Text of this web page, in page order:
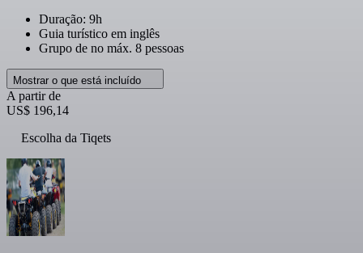
Duração: 9h
Guia turístico em inglês
Grupo de no máx. 8 pessoas
Mostrar o que está incluído
A partir de
US$ 196,14
Escolha da Tiqets